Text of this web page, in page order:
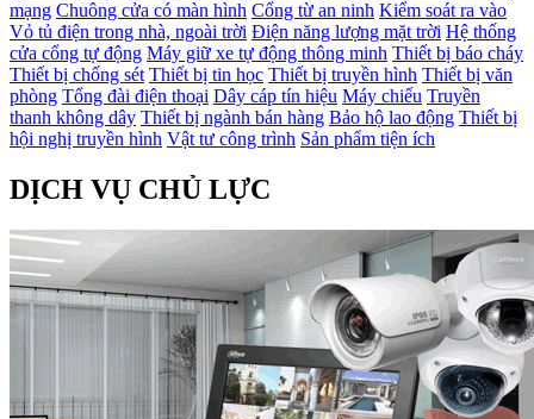
mạng Chuông cửa có màn hình Cổng từ an ninh Kiểm soát ra vào
Vỏ tủ điện trong nhà, ngoài trời Điện năng lượng mặt trời Hệ thống
cửa cổng tự động Máy giữ xe tự động thông minh Thiết bị báo cháy
Thiết bị chống sét Thiết bị tin học Thiết bị truyền hình Thiết bị văn
phòng Tổng đài điện thoại Dây cáp tín hiệu Máy chiếu Truyền
thanh không dây Thiết bị ngành bán hàng Bảo hộ lao động Thiết bị
hội nghị truyền hình Vật tư công trình Sản phẩm tiện ích
DỊCH VỤ CHỦ LỰC